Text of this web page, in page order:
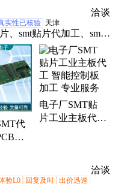
腐工
洽谈
实性已核验 天津
、smt贴片代加工、smt
代
板
产
电子厂SMT贴
片工业主板代工
洽谈
验L0 回复及时 出价迅速